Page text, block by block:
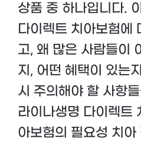
상품 중 하나입니다.
다이렉트 치아보험에
고, 왜 많은 사람들이
지, 어떤 혜택이 있는
시 주의해야 할 사항
라이나생명 다이렉트
아보험의 필요성 치